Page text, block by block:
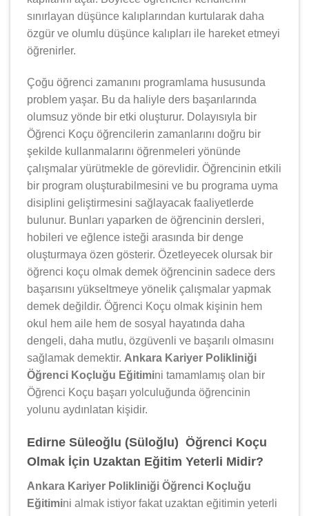
sınırlayan düşünce kalıplarından kurtularak daha
özgür ve olumlu düşünce kalıpları ile hareket etmeyi
öğrenirler.
Çoğu öğrenci zamanını programlama hususunda
problem yaşar. Bu da haliyle ders başarılarında
olumsuz yönde bir etki oluşturur. Dolayısıyla bir
Öğrenci Koçu öğrencilerin zamanlarını doğru bir
şekilde kullanmalarını öğrenmeleri yönünde
çalışmalar yürütmekle de görevlidir. Öğrencinin etkili
bir program oluşturabilmesini ve bu programa uyma
disiplini geliştirmesini sağlayacak faaliyetlerde
bulunur. Bunları yaparken de öğrencinin dersleri,
hobileri ve eğlence isteği arasında bir denge
oluşturmaya özen gösterir. Özetleyecek olursak bir
öğrenci koçu olmak demek öğrencinin sadece ders
başarısını yükseltmeye yönelik çalışmalar yapmak
demek değildir. Öğrenci Koçu olmak kişinin hem
okul hem aile hem de sosyal hayatında daha
dengeli, daha mutlu, özgüvenli ve başarılı olmasını
sağlamak demektir. Ankara Kariyer Polikliniği
Öğrenci Koçluğu Eğitimini tamamlamış olan bir
Öğrenci Koçu başarı yolculuğunda öğrencinin
yolunu aydınlatan kişidir.
Edirne Süleoğlu (Süloğlu) Öğrenci Koçu
Olmak İçin Uzaktan Eğitim Yeterli Midir?
Ankara Kariyer Polikliniği Öğrenci Koçluğu
Eğitimini almak istiyor fakat uzaktan eğitimin yeterli